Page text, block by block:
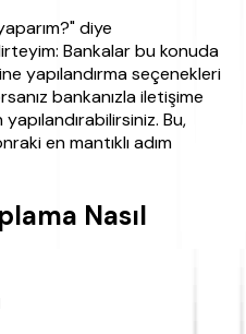
diye
Bankalar bu konuda
yapılandırma seçenekleri
bankanızla iletişime
Bu,
en mantıklı adım
Nasıl